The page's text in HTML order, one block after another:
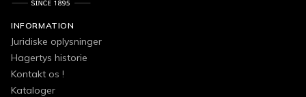
INFORMATION
Juridiske oplysninger
Hagertys historie
Kontakt os !
Kataloger